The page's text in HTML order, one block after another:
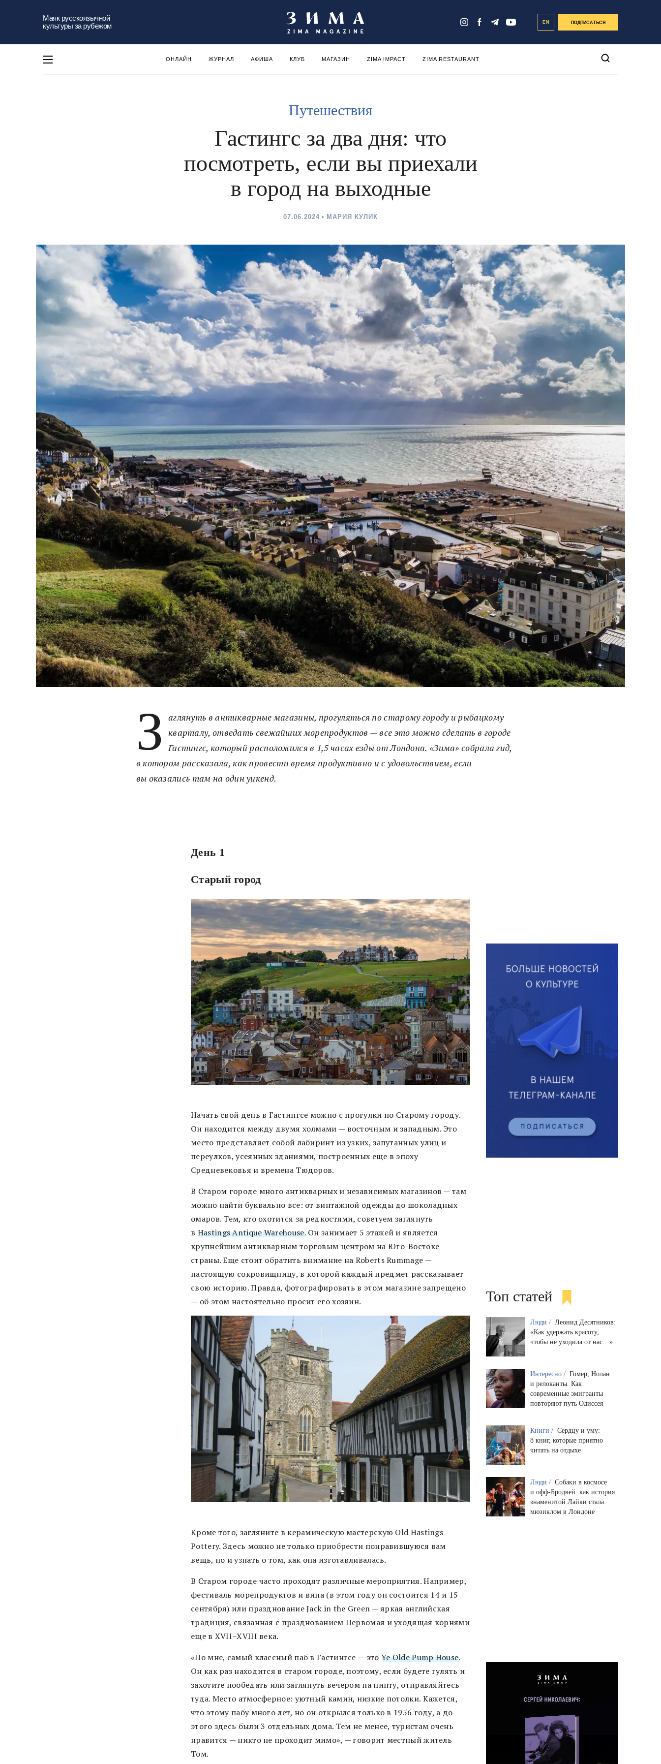
Маяк русскоязычной
культуры за рубежом
EN ПОДПИСАТЬСЯ
ОНЛАЙН ЖУРНАЛ АФИША КЛУБ МАГАЗИН ZIMA IMPACT ZIMA RESTAURANT
Путешествия
Гастингс за два дня: что
посмотреть, если вы приехали
в город на выходные
07.06.2024 МАРИЯ КУЛИК
З
аглянуть в антикварные магазины, прогуляться по старому городу и рыбацкому
кварталу, отведать свежайших морепродуктов — все это можно сделать в городе
Гастингс, который расположился в 1,5 часах езды от Лондона. «Зима» собрала гид,
в котором рассказала, как провести время продуктивно и с удовольствием, если
вы оказались там на один уикенд.
День 1
Старый город
Начать свой день в Гастингсе можно с прогулки по Старому городу.
Он находится между двумя холмами — восточным и западным. Это
место представляет собой лабиринт из узких, запутанных улиц и
переулков, усеянных зданиями, построенных еще в эпоху
Средневековья и времена Тюдоров.
В Старом городе много антикварных и независимых магазинов — там
можно найти буквально все: от винтажной одежды до шоколадных
омаров. Тем, кто охотится за редкостями, советуем заглянуть
в Hastings Antique Warehouse. Он занимает 5 этажей и является
крупнейшим антикварным торговым центром на Юго-Востоке
страны. Еще стоит обратить внимание на Roberts Rummage —
настоящую сокровищницу, в которой каждый предмет рассказывает
свою историю. Правда, фотографировать в этом магазине запрещено
— об этом настоятельно просит его хозяин.
Кроме того, загляните в керамическую мастерскую Old Hastings
Pottery. Здесь можно не только приобрести понравившуюся вам
вещь, но и узнать о том, как она изготавливалась.
В Старом городе часто проходят различные мероприятия. Например,
фестиваль морепродуктов и вина (в этом году он состоится 14 и 15
сентября) или празднование Jack in the Green — яркая английская
традиция, связанная с празднованием Первомая и уходящая корнями
еще в XVII–XVIII века.
«По мне, самый классный паб в Гастингсе — это Ye Olde Pump House.
Он как раз находится в старом городе, поэтому, если будете гулять и
захотите пообедать или заглянуть вечером на пинту, отправляйтесь
туда. Место атмосферное: уютный камин, низкие потолки. Кажется,
что этому пабу много лет, но он открылся только в 1956 году, а до
этого здесь были 3 отдельных дома. Тем не менее, туристам очень
нравится — никто не проходит мимо», — говорит местный житель
Том.
Топ статей
Люди / Леонид Десятников:
«Как удержать красоту,
чтобы не уходила от нас…»
Интересно / Гомер, Нолан
и релоканты. Как
современные эмигранты
повторяют путь Одиссея
Книги / Сердцу и уму:
8 книг, которые приятно
читать на отдыхе
Люди / Собаки в космосе
и офф-Бродвей: как история
знаменитой Лайки стала
мюзиклом в Лондоне